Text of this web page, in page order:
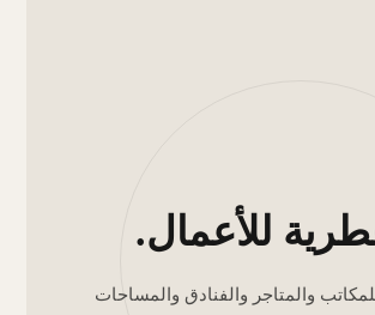
للأعمال.
والمتاجر والفنادق والمساحات